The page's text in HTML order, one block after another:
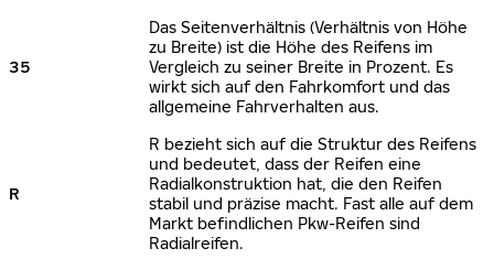
35
Das Seitenverhältnis (Verhältnis von Höhe
zu Breite) ist die Höhe des Reifens im
Vergleich zu seiner Breite in Prozent. Es
wirkt sich auf den Fahrkomfort und das
allgemeine Fahrverhalten aus.
R
R bezieht sich auf die Struktur des Reifens
und bedeutet, dass der Reifen eine
Radialkonstruktion hat, die den Reifen
stabil und präzise macht. Fast alle auf dem
Markt befindlichen Pkw-Reifen sind
Radialreifen.